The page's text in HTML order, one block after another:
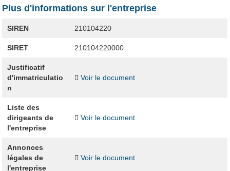
Plus d'informations sur l'entreprise
SIREN 210104220
SIRET 210104220000
Justificatif
d'immatriculatio
n
Voir le document
Liste des
dirigeants de
l'entreprise
Voir le document
Annonces
légales de
l'entreprise
Voir le document